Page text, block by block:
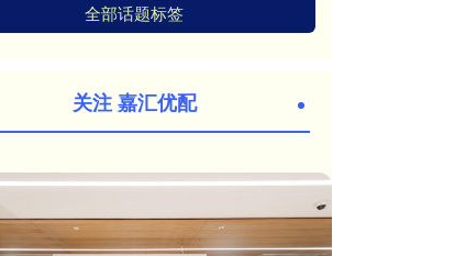
全部话题标签
关注 嘉汇优配